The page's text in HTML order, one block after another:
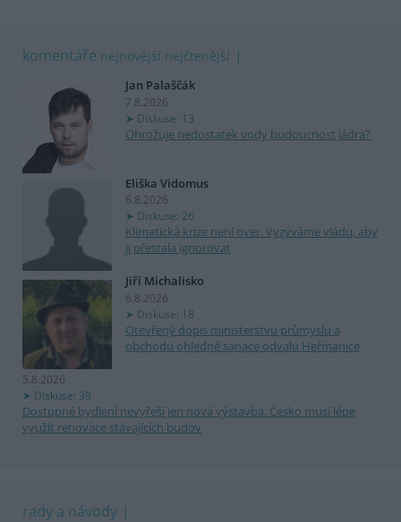
komentáře nejnovější nejčtenější
Jan Palaščák
7.8.2026
Diskuse: 13
Ohrožuje nedostatek vody budoucnost jádra?
Eliška Vidomus
6.8.2026
Diskuse: 26
Klimatická krize není over. Vyzýváme vládu, aby
ji přestala ignorovat
Jiří Michalisko
6.8.2026
Diskuse: 18
Otevřený dopis ministerstvu průmyslu a
obchodu ohledně sanace odvalu Heřmanice
5.8.2026
Diskuse: 39
Dostupné bydlení nevyřeší jen nová výstavba. Česko musí lépe
využít renovace stávajících budov
rady a návody